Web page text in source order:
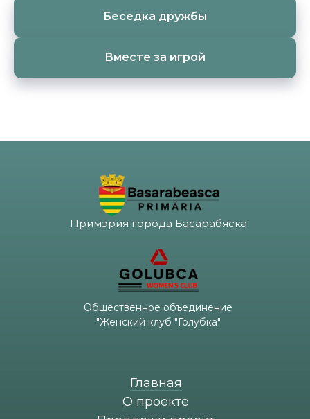
Беседка дружбы
Вместе за игрой
Примэрия города Басарабяска
Общественное объединение
"Женский клуб "Голубка"
Главная
О проекте